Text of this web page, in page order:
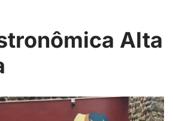
Alta